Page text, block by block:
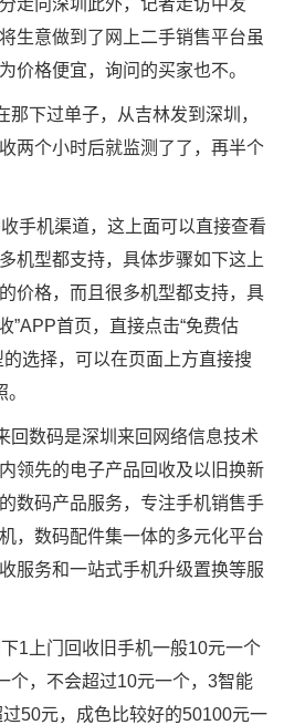
走向深圳此外，记者走访中发
生意做到了网上二手销售平台虽
价格便宜，询问的买家也不。
下过单子，从吉林发到深圳，
两个小时后就监测了了，再半个
手机渠道，这上面可以直接查看
机型都支持，具体步骤如下这上
价格，而且很多机型都支持，具
”APP首页，直接点击“免费估
选择，可以在页面上方直接搜
回数码是深圳来回网络信息技术
领先的电子产品回收及以旧换新
数码产品服务，专注手机销售手
，数码配件集一体的多元化平台
服务和一站式手机升级置换等服
1上门回收旧手机一般10元一个
个，不会超过10元一个，3智能
50元，成色比较好的50100元一